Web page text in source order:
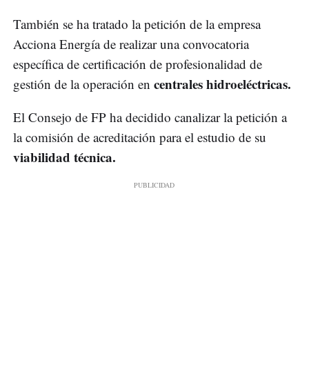
También se ha tratado la petición de la empresa
Acciona Energía de realizar una convocatoria
específica de certificación de profesionalidad de
gestión de la operación en centrales hidroeléctricas.
El Consejo de FP ha decidido canalizar la petición a
la comisión de acreditación para el estudio de su
viabilidad técnica.